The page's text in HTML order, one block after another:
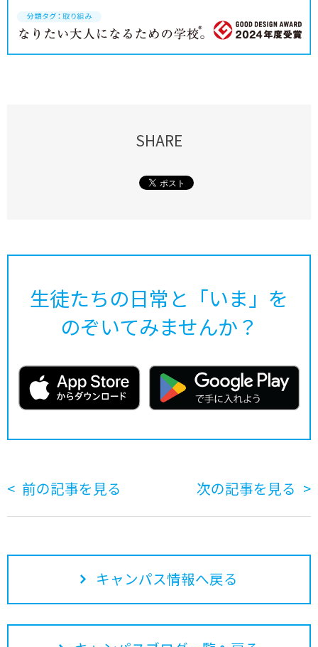
SHARE
生徒たちの日常と「いま」を
のぞいてみませんか？
前の記事を見る 次の記事を見る
キャンパス情報へ戻る